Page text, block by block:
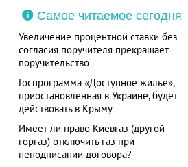
Самое читаемое сегодня
Увеличение процентной ставки без
согласия поручителя прекращает
поручительство
Госпрограмма «Доступное жилье»,
приостановленная в Украине, будет
действовать в Крыму
Имеет ли право Киевгаз (другой
горгаз) отключить газ при
неподписании договора?